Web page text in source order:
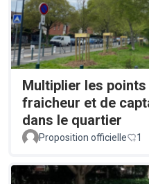
Multiplier les
fraicheur et de
dans le quartier
Proposition officielle 1